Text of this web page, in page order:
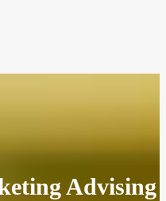
Advising.